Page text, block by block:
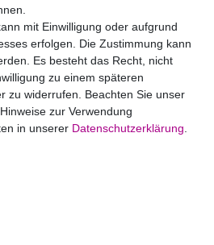
Abonnieren
** Hierbei handelt es sich um ein Pflichtfeld.
mit Einwilligung oder aufgrund
erfolgen. Die Zustimmung kann
Es besteht das Recht, nicht
zu einem späteren
zu widerrufen. Beachten Sie unser
zur Verwendung
in unserer Daten­schutz­erklärung